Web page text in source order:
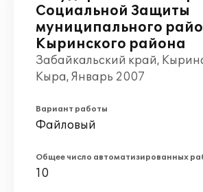
Социальной Защиты
муниципального
Кыринского района
Забайкальский край,
Кыра, Январь 2007
Вариант работы
Файловый
Общее число автоматизированных
10